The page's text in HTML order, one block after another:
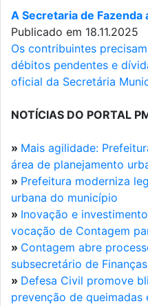
A Secretaria de Fazenda
Publicado em 18.11.2025
Os contribuintes
débitos pendentes e
oficial da Secretária
NOTÍCIAS DO PORTAL
» Mais agilidade:
área de planejamento
» Prefeitura moderniza
urbana do município
» Inovação e
vocação de Contagem
» Contagem abre
subsecretário de
» Defesa Civil promove
prevenção de